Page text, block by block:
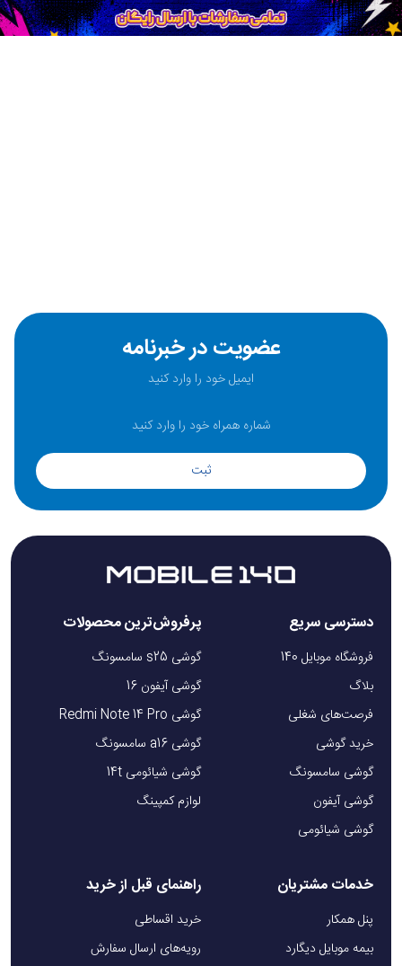
عضویت در خبرنامه
ثبت
دسترسی سریع
فروشگاه موبایل 140
بلاگ
فرصت‌های شغلی
خرید گوشی
گوشی سامسونگ
گوشی آیفون
گوشی شیائومی
پرفروش‌ترین محصولات
گوشی s25 سامسونگ
گوشی آیفون 16
گوشی Redmi Note 14 Pro
گوشی a16 سامسونگ
گوشی شیائومی 14t
لوازم کمپینگ
خدمات مشتریان
پنل همکار
بیمه موبایل دیگارد
راهنمای قبل از خرید
خرید اقساطی
رویه‌های ارسال سفارش